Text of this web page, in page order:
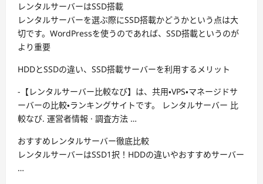
レンタルサーバーはSSD搭載
レンタルサーバーを選ぶ際にSSD搭載かどうかという点は大
切です。WordPressを使うのであれば、SSD搭載というのが
より重要
HDDとSSDの違い、SSD搭載サーバーを利用するメリット
-【レンタルサーバー比較なび】は、共用・VPS・マネージドサ
ーバーの比較・ランキングサイトです。 レンタルサーバー 比
較なび. 運営者情報 · 調査方法 …
おすすめレンタルサーバー徹底比較
レンタルサーバーはSSD1択！HDDの違いやおすすめサーバー
…